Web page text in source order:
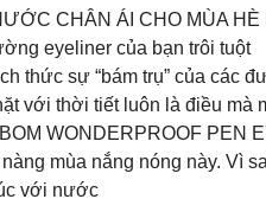
CHÂN ÁI CHO MÙA
eyeliner của bạn trôi tuột
thức sự “bám trụ” của các
với thời tiết luôn là điều mà
WONDERPROOF PEN
mùa nắng nóng này. Vì
với nước